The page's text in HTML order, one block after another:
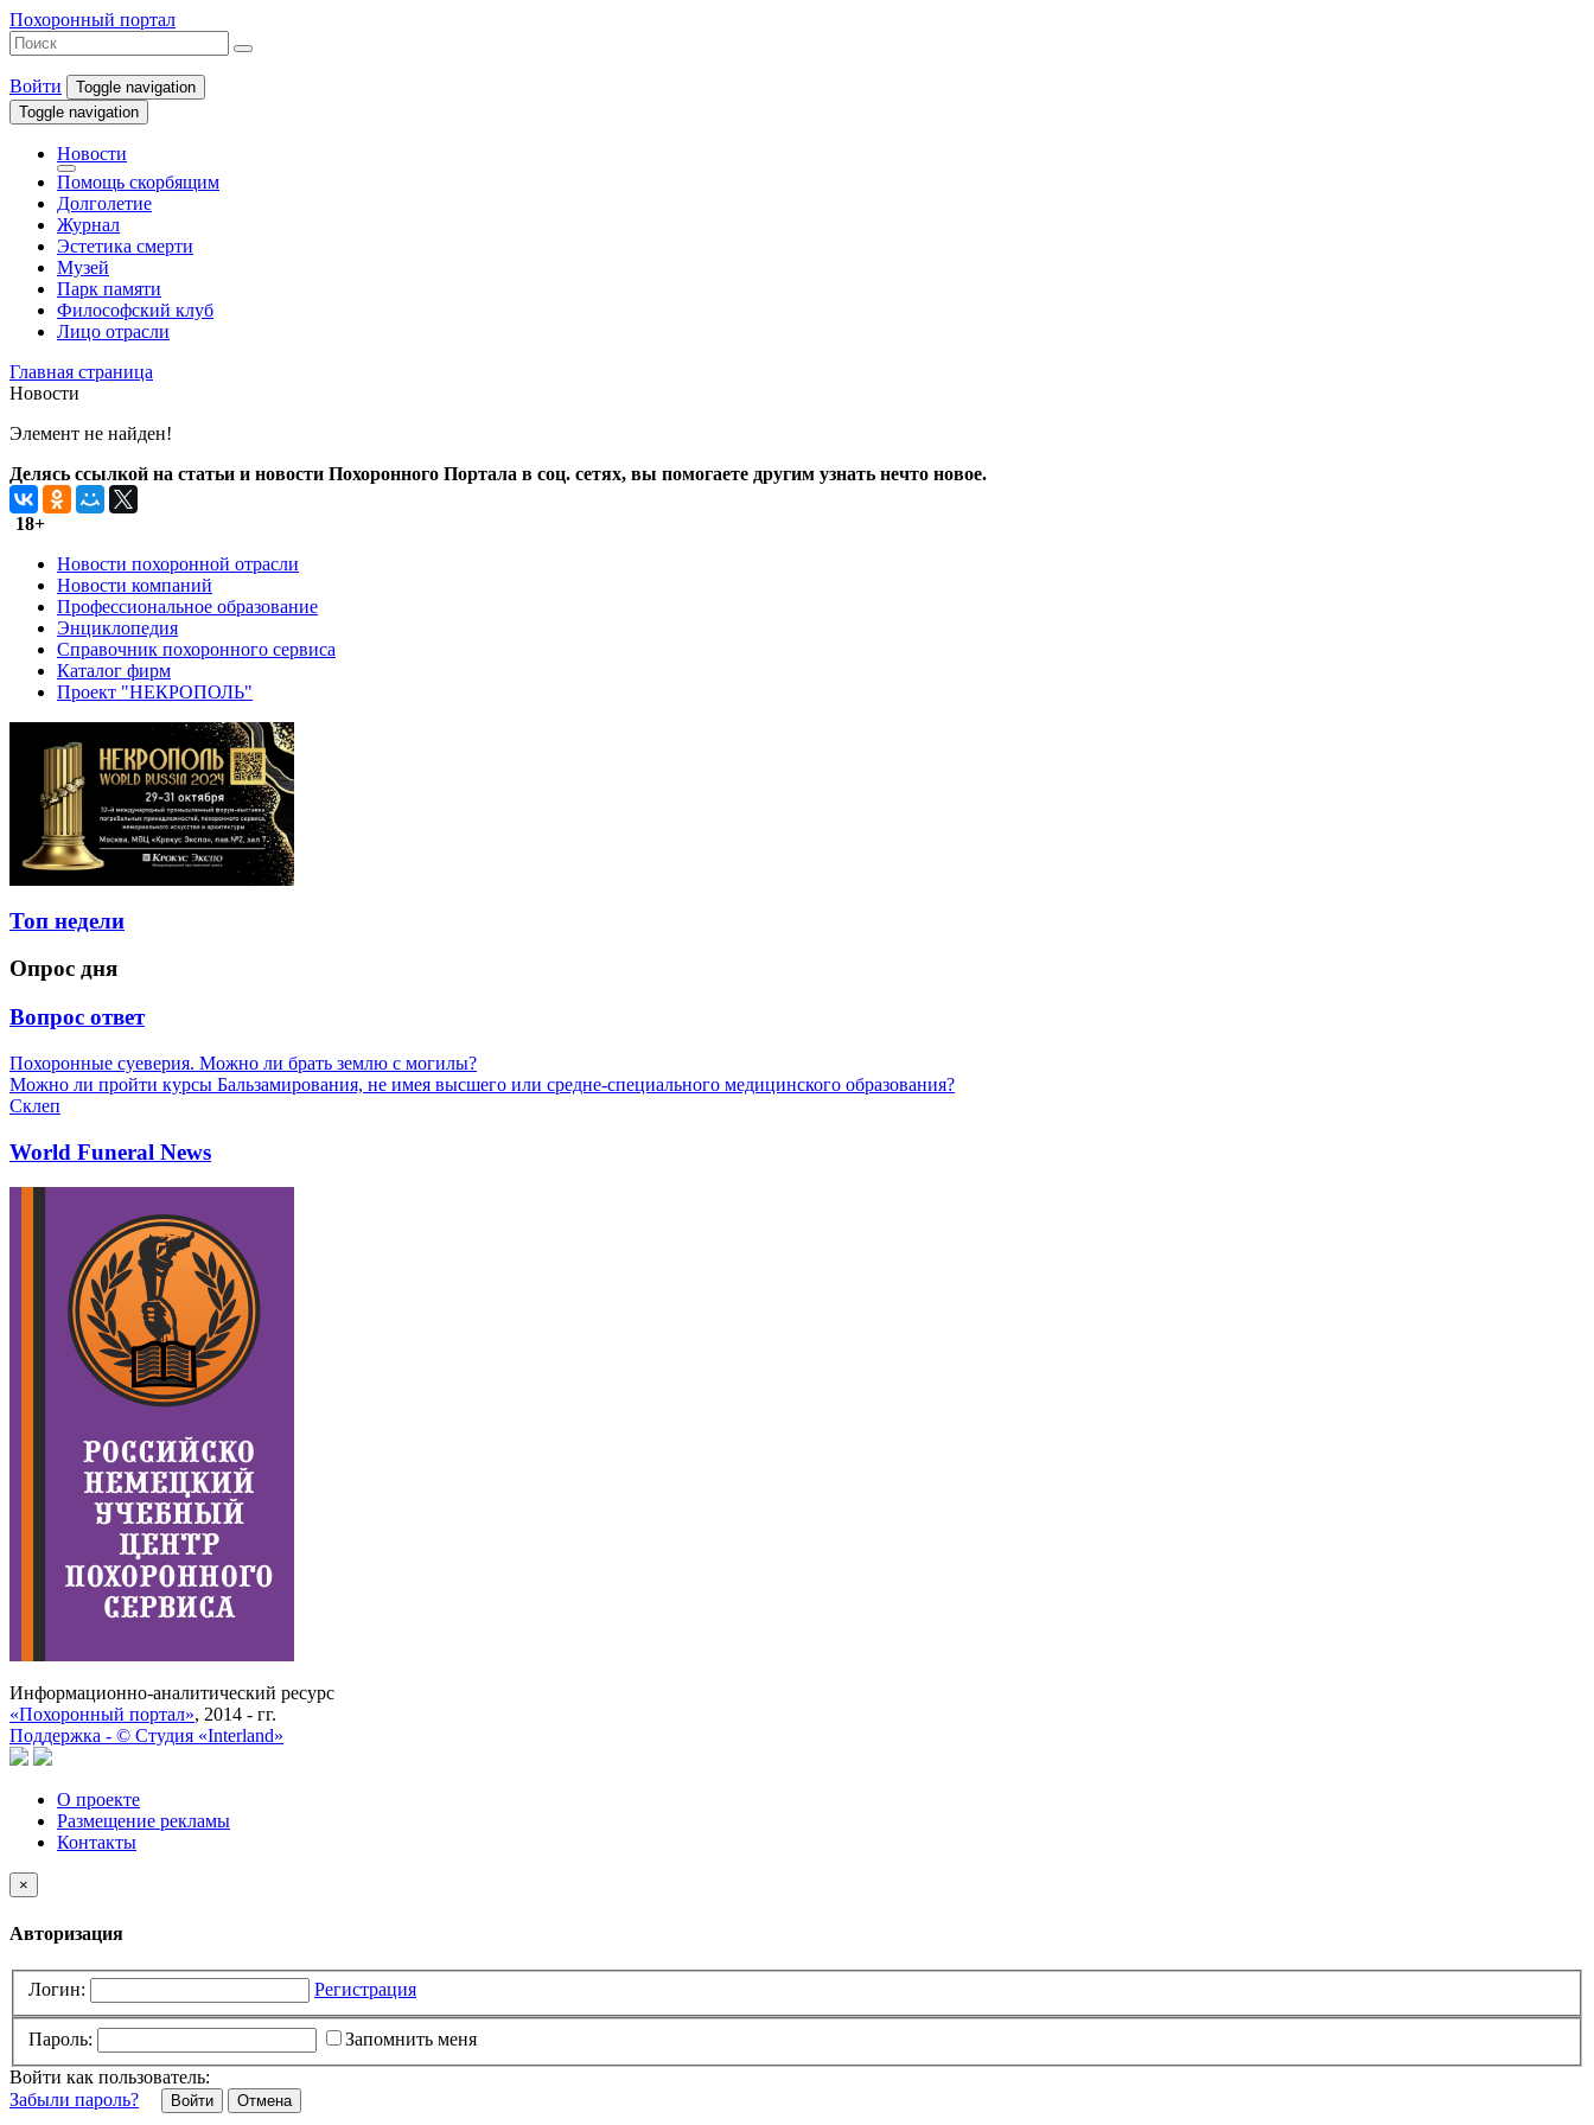
Похоронный портал
Войти
Toggle navigation
Toggle navigation
Новости
Помощь скорбящим
Долголетие
Журнал
Эстетика смерти
Музей
Парк памяти
Философский клуб
Лицо отрасли
Главная страница
Новости
Элемент не найден!
Делясь ссылкой на статьи и новости Похоронного Портала в соц. сетях, вы помогаете другим узнать нечто новое.
18+
Новости похоронной отрасли
Новости компаний
Профессиональное образование
Энциклопедия
Справочник похоронного сервиса
Каталог фирм
Проект "НЕКРОПОЛЬ"
Топ недели
Опрос дня
Вопрос ответ
Похоронные суеверия. Можно ли брать землю с могилы?
Можно ли пройти курсы Бальзамирования, не имея высшего или средне-специального медицинского образования?
Склеп
World Funeral News
Информационно-аналитический ресурс
«Похоронный портал», 2014 - гг.
Поддержка - © Cтудия «Interland»
О проекте
Размещение рекламы
Контакты
×
Авторизация
Логин: Регистрация
Пароль:
Запомнить меня
Войти как пользователь:
Забыли пароль?
Отмена